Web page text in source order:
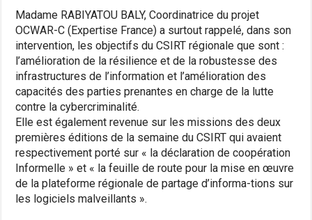
Madame RABIYATOU BALY, Coordinatrice du projet
OCWAR-C (Expertise France) a surtout rappelé, dans son
intervention, les objectifs du CSIRT régionale que sont :
l’amélioration de la résilience et de la robustesse des
infrastructures de l’information et l’amélioration des
capacités des parties prenantes en charge de la lutte
contre la cybercriminalité.
Elle est également revenue sur les missions des deux
premières éditions de la semaine du CSIRT qui avaient
respectivement porté sur « la déclaration de coopération
Informelle » et « la feuille de route pour la mise en œuvre
de la plateforme régionale de partage d’informa-tions sur
les logiciels malveillants ».